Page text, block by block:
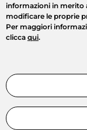
informazioni in merito
modificare le proprie
Per maggiori
clicca qui.